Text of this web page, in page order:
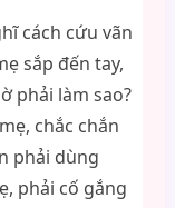
cách cứu vãn
sắp đến tay,
phải làm sao?
chắc chắn
phải dùng
phải cố gắng